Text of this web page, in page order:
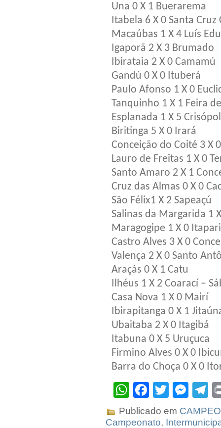
Una 0 X 1 Buerarema
Itabela 6 X 0 Santa Cruz
Macaúbas 1 X 4 Luís
Igaporã 2 X 3 Brumado
Ibirataia 2 X 0 Camamú
Gandú 0 X 0 Ituberá
Paulo Afonso 1 X 0
Tanquinho 1 X 1 Feira
Esplanada 1 X 5
Biritinga 5 X 0 Irará
Conceição do Coité 3 X
Lauro de Freitas 1 X 0
Santo Amaro 2 X 1
Cruz das Almas 0 X 0
São Félix1 X 2 Sapeaçú
Salinas da Margarida 1
Maragogipe 1 X 0
Castro Alves 3 X 0
Valença 2 X 0 Santo
Araçás 0 X 1 Catu
Ilhéus 1 X 2 Coarací –
Casa Nova 1 X 0 Mairí
Ibirapitanga 0 X 1
Ubaitaba 2 X 0 Itagibá
Itabuna 0 X 5 Uruçuca
Firmino Alves 0 X 0
Barra do Choça 0 X 0
WhatsApp
Facebook
Twitter
Publicado em
Campeonato,